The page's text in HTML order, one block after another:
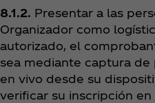
8.1.2. Presentar a las
Organizador como
autorizado, el
sea mediante captura de
en vivo desde su
verificar su inscripción